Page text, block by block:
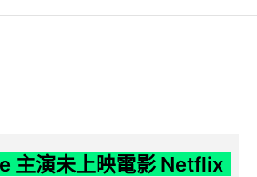
主演未上映電影 Netflix